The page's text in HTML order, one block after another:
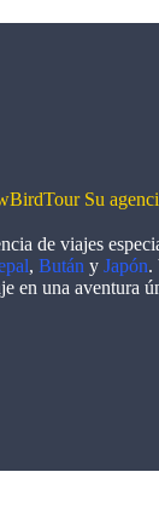
Su
de viajes
, Bután y Japón.
en una aventura